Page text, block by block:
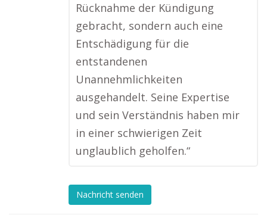
Rücknahme der Kündigung
gebracht, sondern auch eine
Entschädigung für die
entstandenen
Unannehmlichkeiten
ausgehandelt. Seine Expertise
und sein Verständnis haben mir
in einer schwierigen Zeit
unglaublich geholfen.“
Nachricht senden